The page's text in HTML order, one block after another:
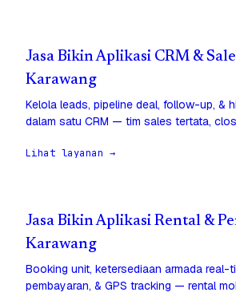
Jasa Bikin Aplikasi CRM &
Karawang
Kelola leads, pipeline deal, follow-up, &
dalam satu CRM — tim sales tertata,
Lihat layanan →
Jasa Bikin Aplikasi Rental &
Karawang
Booking unit, ketersediaan armada real-
pembayaran, & GPS tracking — rental